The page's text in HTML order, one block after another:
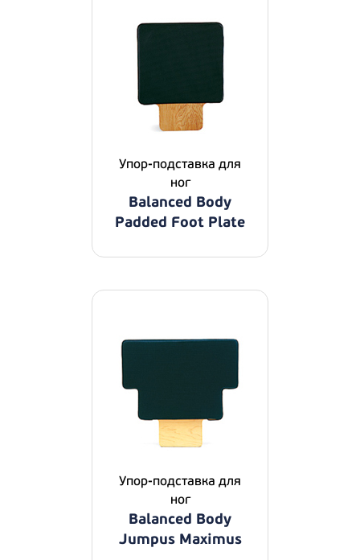
Упор-подставка для
ног
Balanced Body
Padded Foot Plate
Упор-подставка для
ног
Balanced Body
Jumpus Maximus